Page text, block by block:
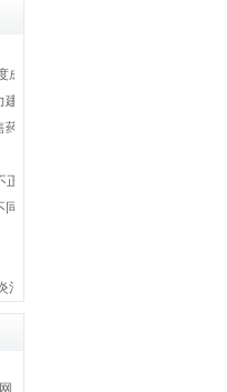
为新监管体系主线
设的实施意见》
店双通道购买
之风
？国家卫健委权威解答！
疗药品全部纳入医保